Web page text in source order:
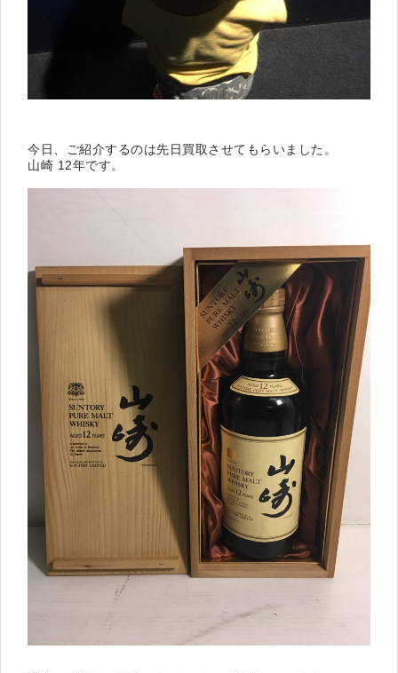
今日、ご紹介するのは先日買取させてもらいました。
山崎 12年です。